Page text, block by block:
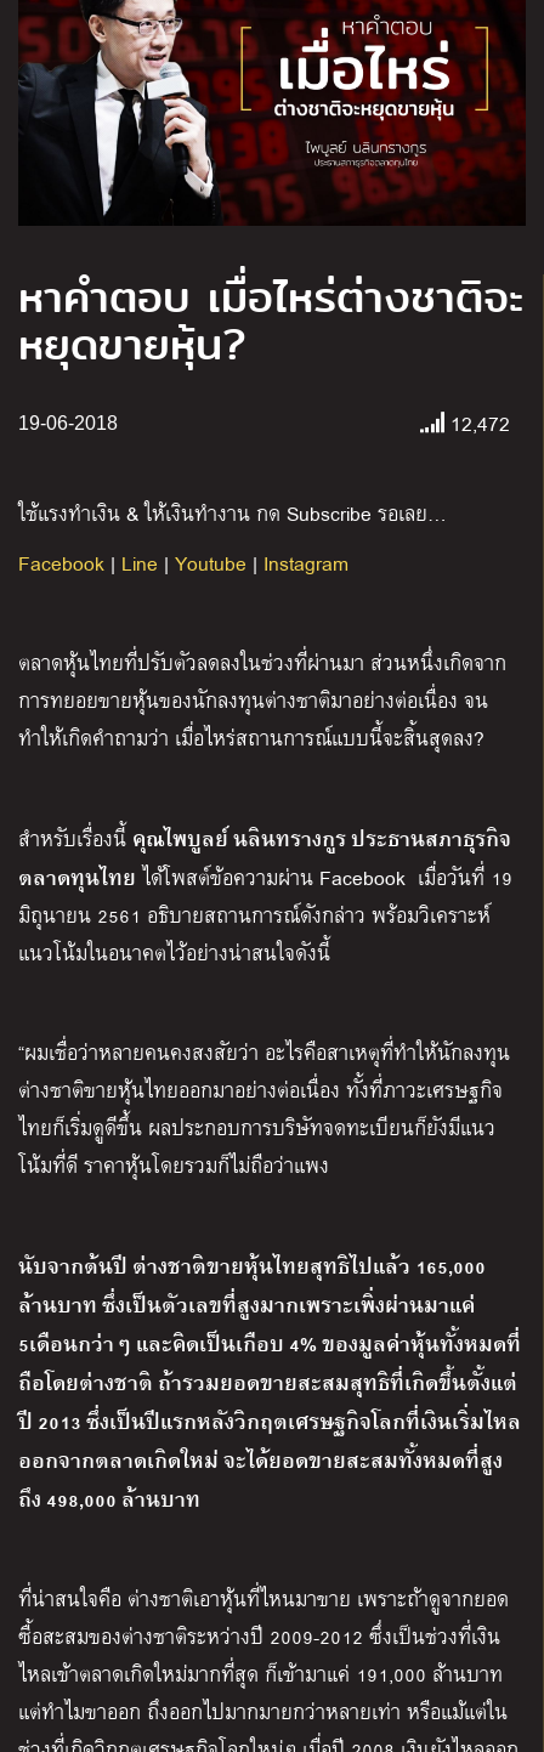
หาคำตอบ เมื่อไหร่ต่างชาติจะ
หยุดขายหุ้น?
19-06-2018 12,472
ใช้แรงทำเงิน & ให้เงินทำงาน กด Subscribe รอเลย…
Facebook | Line | Youtube | Instagram
ตลาดหุ้นไทยที่ปรับตัวลดลงในช่วงที่ผ่านมา ส่วนหนึ่งเกิดจาก
การทยอยขายหุ้นของนักลงทุนต่างชาติมาอย่างต่อเนื่อง จน
ทำให้เกิดคำถามว่า เมื่อไหร่สถานการณ์แบบนี้จะสิ้นสุดลง?
สำหรับเรื่องนี้ คุณไพบูลย์ นลินทรางกูร ประธานสภาธุรกิจ
ตลาดทุนไทย ได้โพสต์ข้อความผ่าน Facebook เมื่อวันที่ 19
มิถุนายน 2561 อธิบายสถานการณ์ดังกล่าว พร้อมวิเคราะห์
แนวโน้มในอนาคตไว้อย่างน่าสนใจดังนี้
“ผมเชื่อว่าหลายคนคงสงสัยว่า อะไรคือสาเหตุที่ทำให้นักลงทุน
ต่างชาติขายหุ้นไทยออกมาอย่างต่อเนื่อง ทั้งที่ภาวะเศรษฐกิจ
ไทยก็เริ่มดูดีขึ้น ผลประกอบการบริษัทจดทะเบียนก็ยังมีแนว
โน้มที่ดี ราคาหุ้นโดยรวมก็ไม่ถือว่าแพง
นับจากต้นปี ต่างชาติขายหุ้นไทยสุทธิไปแล้ว 165,000
ล้านบาท ซึ่งเป็นตัวเลขที่สูงมากเพราะเพิ่งผ่านมาแค่
5เดือนกว่าๆ และคิดเป็นเกือบ 4%ของมูลค่าหุ้นทั้งหมดที่
ถือโดยต่างชาติ ถ้ารวมยอดขายสะสมสุทธิที่เกิดขึ้นตั้งแต่
ปี 2013 ซึ่งเป็นปีแรกหลังวิกฤตเศรษฐกิจโลกที่เงินเริ่มไหล
ออกจากตลาดเกิดใหม่ จะได้ยอดขายสะสมทั้งหมดที่สูง
ถึง 498,000 ล้านบาท
ที่น่าสนใจคือ ต่างชาติเอาหุ้นที่ไหนมาขาย เพราะถ้าดูจากยอด
ซื้อสะสมของต่างชาติระหว่างปี 2009-2012 ซึ่งเป็นช่วงที่เงิน
ไหลเข้าตลาดเกิดใหม่มากที่สุด ก็เข้ามาแค่ 191,000 ล้านบาท
แต่ทำไมขาออก ถึงออกไปมากมายกว่าหลายเท่า หรือแม้แต่ใน